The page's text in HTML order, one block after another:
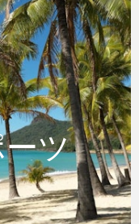
ツ
ーツ
リラックスす
ツを楽しむの
す。